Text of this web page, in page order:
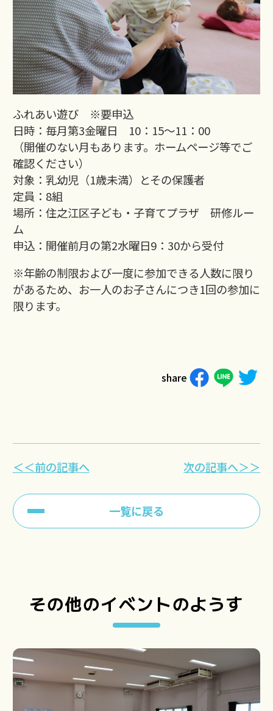
ふれあい遊び ※要申込
日時：毎月第3金曜日 10：15～11：00
（開催のない月もあります。ホームページ等でご
確認ください）
対象：乳幼児（1歳未満）とその保護者
定員：8組
場所：住之江区子ども・子育てプラザ 研修ルー
ム
申込：開催前月の第2水曜日9：30から受付
※年齢の制限および一度に参加できる人数に限り
があるため、お一人のお子さんにつき1回の参加に
限ります。
share
＜＜前の記事へ
一覧に戻る
次の記事へ＞＞
その他のイベントのようす